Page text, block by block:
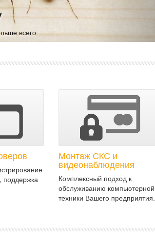
всего
поддержка
Монтаж СКС и
видеонаблюдения
Комплексный подход к
обслуживанию компьютерной
техники Вашего предприятия.